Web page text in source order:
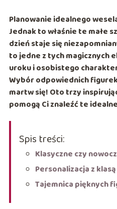
Planowanie idealnego
Jednak to właśnie te małe
dzień staje się
to jedne z tych magicznych
uroku i osobistego
Wybór odpowiednich
martw się! Oto trzy
pomogą Ci znaleźć te
Spis treści:
Klasyczne czy
Personalizacja z klasą
Tajemnica pięknych